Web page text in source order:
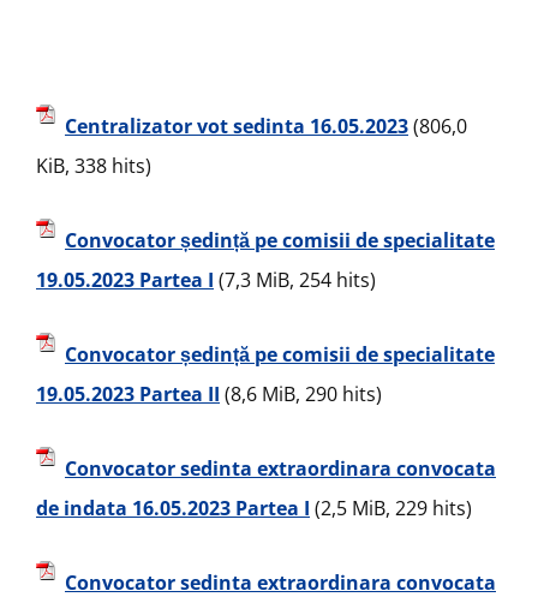
Centralizator vot sedinta 16.05.2023(806,0
KiB, 338 hits)
Convocator ședință pe comisii de specialitate
19.05.2023 Partea I (7,3 MiB, 254 hits)
Convocator ședință pe comisii de specialitate
19.05.2023 Partea II (8,6 MiB, 290 hits)
Convocator sedinta extraordinara convocata
de indata 16.05.2023 Partea I (2,5 MiB, 229 hits)
Convocator sedinta extraordinara convocata